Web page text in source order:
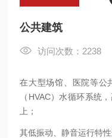
公共建筑
访问次数：2238
在大型场馆、医院等公
（HVAC）水循环系统
上；
其低振动、静音运行特